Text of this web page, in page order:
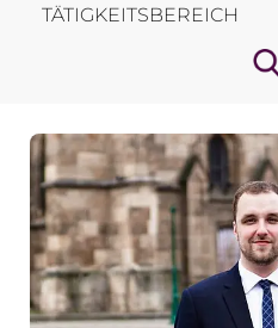
TÄTIGKEITSBEREICH